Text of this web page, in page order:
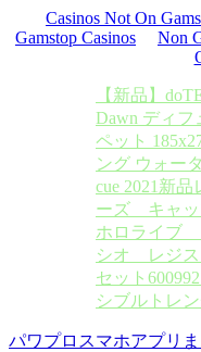
Casinos Not On
Gamstop Casinos
Non
【新品】
Dawn ディフ
ペット
ング ウォー
cue 2021新品
ーズ キャ
ホロライブ
シオ レジ
セット
シブルトレ
パワプロスマホアプリ